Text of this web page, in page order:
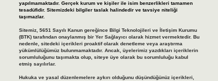
yapılmamaktadır. Gerçek kurum ve kişiler ile isim benzerlikleri tamamen
tesadüfidir. Sitemizdeki bilgiler taslak halindedir ve tavsiye niteliği
taşımazlar.
Sitemiz, 5651 Sayılı Kanun gereğince Bilgi Teknolojileri ve İletişim Kurumu
(BTK) tarafından onaylanmış bir Yer Sağlayıcı olarak hizmet vermektedir. Bu
nedenle, sitedeki içerikleri proaktif olarak denetleme veya araştırma
yükümlülüğümüz bulunmamaktadır. Ancak, üyelerimiz yazdıkları içeriklerin
sorumluluğunu taşımakta olup, siteye üye olarak bu sorumluluğu kabul
etmiş sayılırlar.
Hukuka ve yasal düzenlemelere aykırı olduğunu düşündüğünüz içerikleri,